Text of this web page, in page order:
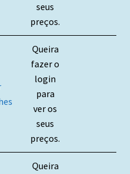
seus
preços.
Queira
fazer o
login
para
ver os
seus
preços.
Queira